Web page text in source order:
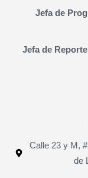
Jefa de
Jefa de
Calle 23 y M,
de